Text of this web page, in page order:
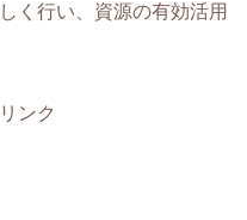
く行い、資源の有効活用
ンク